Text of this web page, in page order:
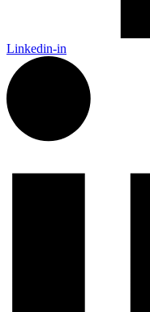
Linkedin-in